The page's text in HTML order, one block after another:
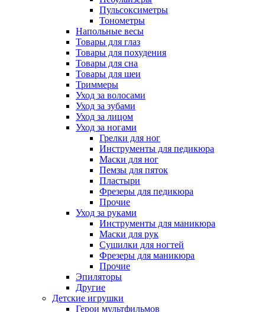
Пульсоксиметры
Тонометры
Напольные весы
Товары для глаз
Товары для похудения
Товары для сна
Товары для шеи
Триммеры
Уход за волосами
Уход за зубами
Уход за лицом
Уход за ногами
Грелки для ног
Инструменты для педикюра
Маски для ног
Пемзы для пяток
Пластыри
Фрезеры для педикюра
Прочие
Уход за руками
Инструменты для маникюра
Маски для рук
Сушилки для ногтей
Фрезеры для маникюра
Прочие
Эпиляторы
Другие
Детские игрушки
Герои мультфильмов